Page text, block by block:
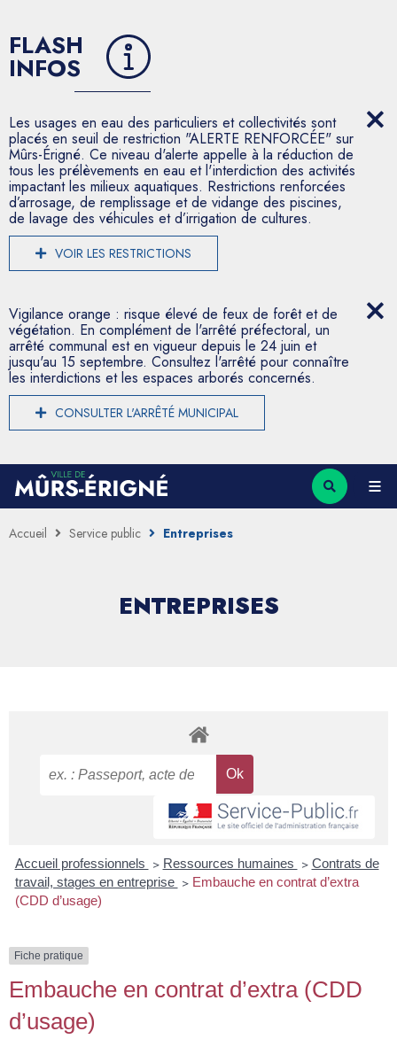
FLASH
INFOS
Les usages en eau des particuliers et collectivités sont
placés en seuil de restriction "ALERTE RENFORCÉE" sur
Mûrs-Érigné. Ce niveau d'alerte appelle à la réduction de
tous les prélèvements en eau et l'interdiction des activités
impactant les milieux aquatiques. Restrictions renforcées
d’arrosage, de remplissage et de vidange des piscines,
de lavage des véhicules et d’irrigation de cultures.
VOIR LES RESTRICTIONS
Vigilance orange : risque élevé de feux de forêt et de
végétation. En complément de l'arrêté préfectoral, un
arrêté communal est en vigueur depuis le 24 juin et
jusqu'au 15 septembre. Consultez l'arrêté pour connaître
les interdictions et les espaces arborés concernés.
CONSULTER L'ARRÊTÉ MUNICIPAL
Accueil Service public Entreprises
ENTREPRISES
Accueil professionnels > Ressources humaines > Contrats de
travail, stages en entreprise > Embauche en contrat d’extra
(CDD d’usage)
Fiche pratique
Embauche en contrat d’extra (CDD
d’usage)